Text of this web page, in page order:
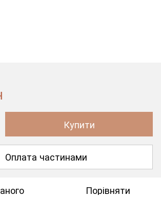
Купити
Оплата частинами
Порівняти